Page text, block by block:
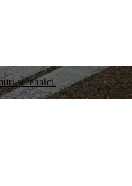
și tehnici.